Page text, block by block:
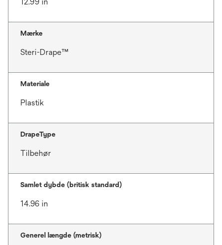
Mærke
Steri-Drape™
Materiale
Plastik
DrapeType
Tilbehør
Samlet dybde (britisk standard)
14.96 in
Generel længde (metrisk)